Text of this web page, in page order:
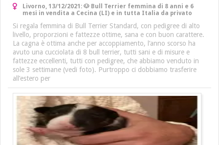
Livorno, 13/12/2021: 🐶 Bull Terrier femmina di 8 anni e 6
mesi in vendita a Cecina (LI) e in tutta Italia da privato
Si regala femmina di Bull Terrier Standard, con pedigree di alto
livello, proporzioni e fattezze ottime, sana e con buon carattere.
La cagna è ottima anche per accoppiamento, l’anno scorso ha
avuto una cucciolata di 8 bull terrier, tutti sani e di misure e
fattezze eccellenti, tutti con pedigree, che abbiamo venduto in
sole 3 settimane (vedi foto). Purtroppo ci dobbiamo trasferire
all’estero per